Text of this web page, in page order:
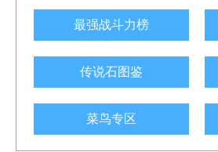
最强战斗力榜
传说石图鉴
菜鸟专区